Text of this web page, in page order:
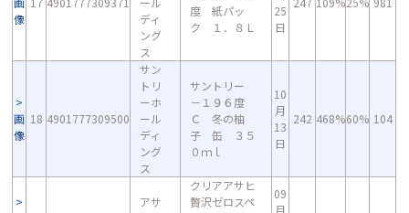
像
ディ
ング
ス
度 紙パッ
ク １．８Ｌ
25
日
画
像
18 4901777309500
サン
トリ
ーホ
ール
ディ
ング
ス
サントリー
－１９６度
Ｃ 冬の柚
子 缶 ３５
０ｍｌ
10
月
13
日
242 468%60% 104
アサ
クリアアサヒ
贅沢ゼロスペ
09
月